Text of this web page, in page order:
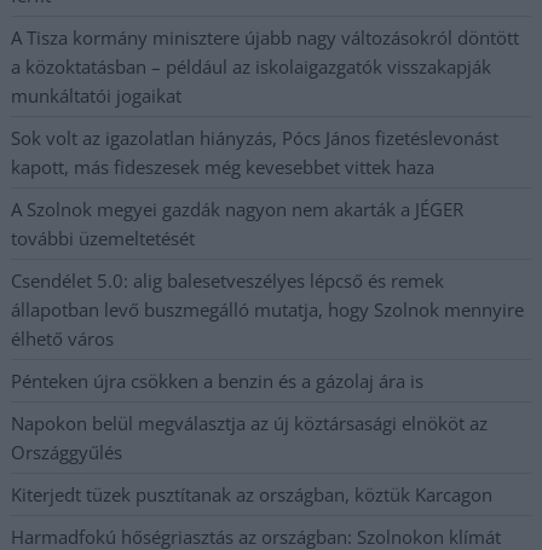
A Tisza kormány minisztere újabb nagy változásokról döntött
a közoktatásban – például az iskolaigazgatók visszakapják
munkáltatói jogaikat
Sok volt az igazolatlan hiányzás, Pócs János fizetéslevonást
kapott, más fideszesek még kevesebbet vittek haza
A Szolnok megyei gazdák nagyon nem akarták a JÉGER
további üzemeltetését
Csendélet 5.0: alig balesetveszélyes lépcső és remek
állapotban levő buszmegálló mutatja, hogy Szolnok mennyire
élhető város
Pénteken újra csökken a benzin és a gázolaj ára is
Napokon belül megválasztja az új köztársasági elnököt az
Országgyűlés
Kiterjedt tüzek pusztítanak az országban, köztük Karcagon
Harmadfokú hőségriasztás az országban: Szolnokon klímát